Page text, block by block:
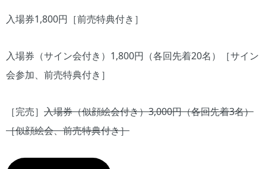
入場券1,800円［前売特典付き］
入場券（サイン会付き）1,800円（各回先着20名）［サイン
会参加、前売特典付き］
［完売］ 入場券（似顔絵会付き）3,000円（各回先着3名）
［似顔絵会、前売特典付き］